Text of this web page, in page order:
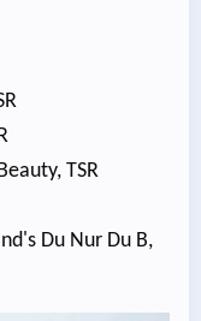
TSR
Du Nur Du B,